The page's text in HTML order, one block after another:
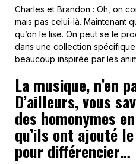
Charles et Brandon : Oh, on
mais pas celui-là. Maintenant
qu’on le lise. On peut se le
dans une collection spécifique
beaucoup inspirée par les
La musique, n’en
D’ailleurs, vous
des homonymes
qu’ils ont ajouté
pour différencier…